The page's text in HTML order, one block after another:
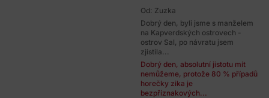
Od: Zuzka
Dobrý den, byli jsme s manželem
na Kapverdských ostrovech -
ostrov Sal, po návratu jsem
zjistila...
Dobrý den, absolutní jistotu mít
nemůžeme, protože 80 % případů
horečky zika je
bezpříznakových...